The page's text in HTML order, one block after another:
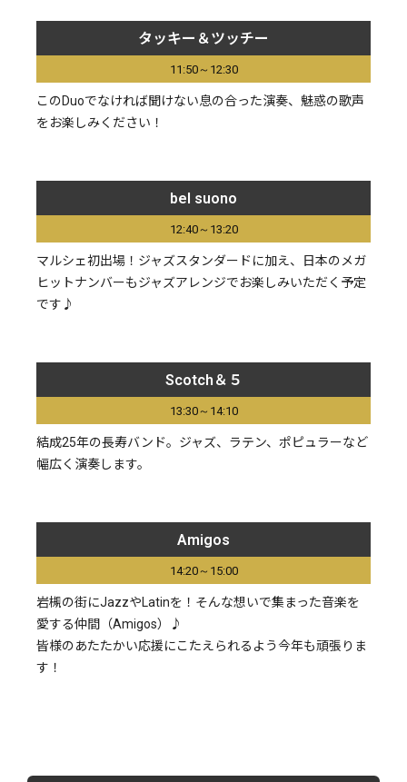
タッキー＆ツッチー
11:50～12:30
このDuoでなければ聞けない息の合った演奏、魅惑の歌声
をお楽しみください！
bel suono
12:40～13:20
マルシェ初出場！ジャズスタンダードに加え、日本のメガ
ヒットナンバーもジャズアレンジでお楽しみいただく予定
です♪
Scotch＆５
13:30～14:10
結成25年の長寿バンド。ジャズ、ラテン、ポピュラーなど
幅広く演奏します。
Amigos
14:20～15:00
岩槻の街にJazzやLatinを！そんな想いで集まった音楽を
愛する仲間（Amigos）♪
皆様のあたたかい応援にこたえられるよう今年も頑張りま
す！